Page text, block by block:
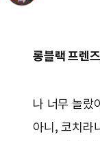
롱블랙 프렌
나 너무 놀랐
아니, 코치라